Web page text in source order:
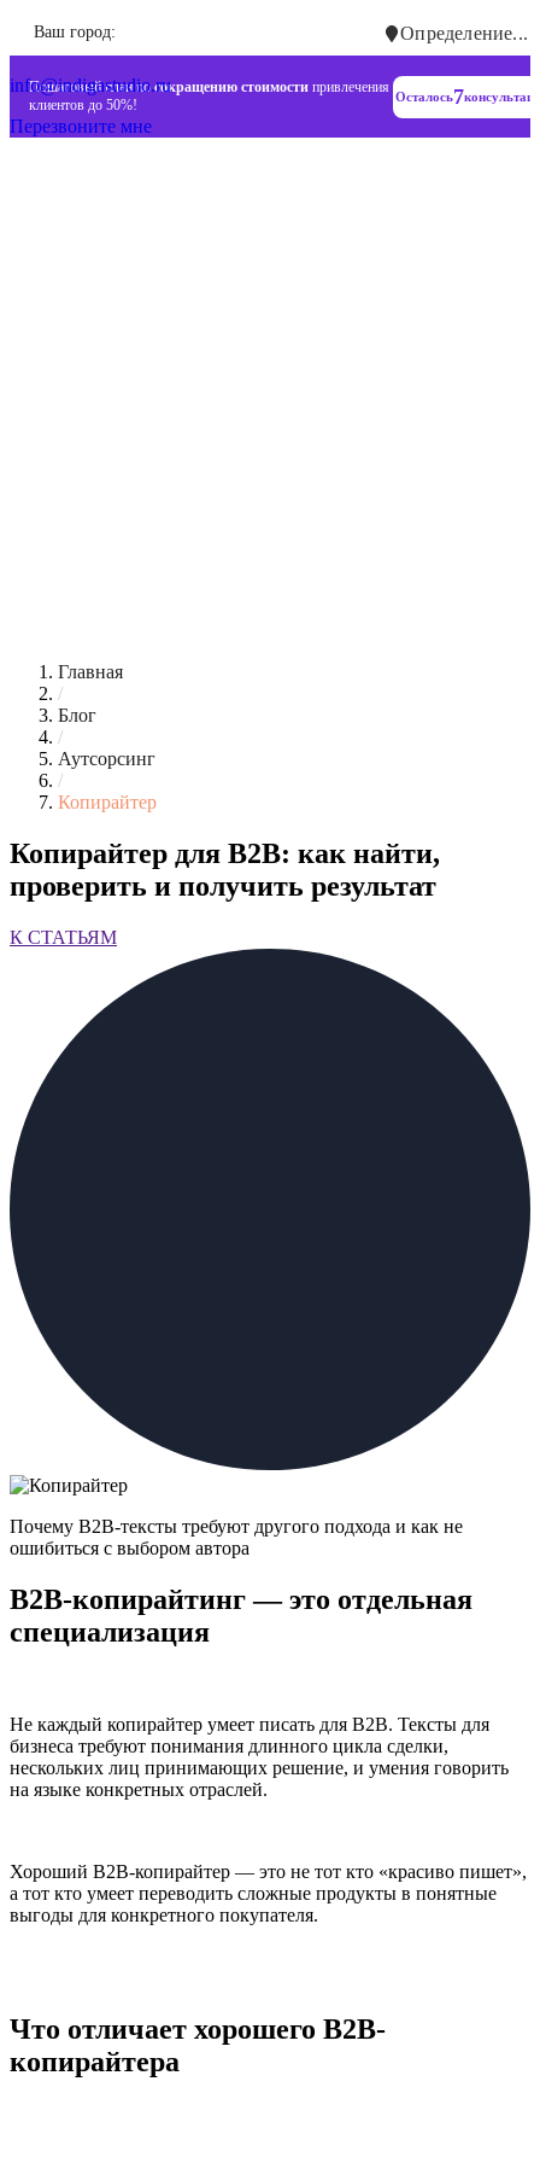
Ваш город: Определение...
Пошаговый план посокращению стоимости привлечения
клиентов до 50%!
Осталось7
+7 (993) 477-18-57
info@indigastudio.ru
Перезвоните мне
Главная
/
Блог
/
Аутсорсинг
/
Копирайтер
Копирайтер для B2B: как найти,
проверить и получить результат
К СТАТЬЯМ
Почему B2B-тексты требуют другого подхода и как не
ошибиться с выбором автора
B2B-копирайтинг — это отдельная
специализация
Не каждый копирайтер умеет писать для B2B. Тексты для
бизнеса требуют понимания длинного цикла сделки,
нескольких лиц принимающих решение, и умения говорить
на языке конкретных отраслей.
Хороший B2B-копирайтер — это не тот кто «красиво пишет»,
а тот кто умеет переводить сложные продукты в понятные
выгоды для конкретного покупателя.
Что отличает хорошего B2B-
копирайтера